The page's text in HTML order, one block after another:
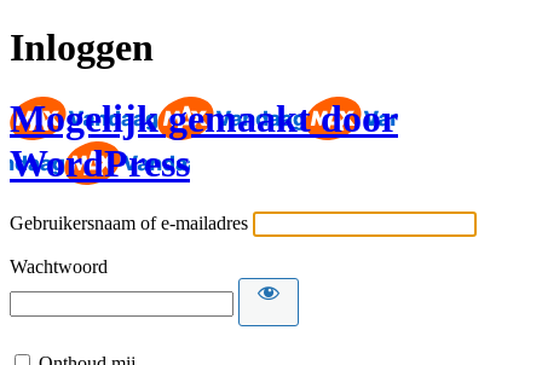
Inloggen
Mogelijk gemaakt door
WordPress
Gebruikersnaam of e-mailadres
Wachtwoord